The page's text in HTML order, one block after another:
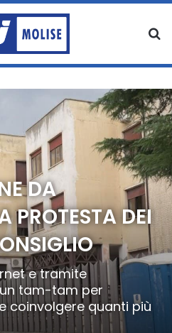
DA
PROTESTA DEI
e tramite
tam-tam per
coinvolgere quanti più